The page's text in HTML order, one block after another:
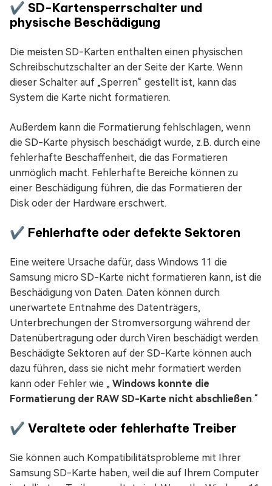
✔️ SD-Kartensperrschalter und
physische Beschädigung
Die meisten SD-Karten enthalten einen physischen
Schreibschutzschalter an der Seite der Karte. Wenn
dieser Schalter auf „Sperren“ gestellt ist, kann das
System die Karte nicht formatieren.
Außerdem kann die Formatierung fehlschlagen, wenn
die SD-Karte physisch beschädigt wurde, z.B. durch eine
fehlerhafte Beschaffenheit, die das Formatieren
unmöglich macht. Fehlerhafte Bereiche können zu
einer Beschädigung führen, die das Formatieren der
Disk oder der Hardware erschwert.
✔️ Fehlerhafte oder defekte Sektoren
Eine weitere Ursache dafür, dass Windows 11 die
Samsung micro SD-Karte nicht formatieren kann, ist die
Beschädigung von Daten. Daten können durch
unerwartete Entnahme des Datenträgers,
Unterbrechungen der Stromversorgung während der
Datenübertragung oder durch Viren beschädigt werden.
Beschädigte Sektoren auf der SD-Karte können auch
dazu führen, dass sie nicht mehr formatiert werden
kann oder Fehler wie „ Windows konnte die
Formatierung der RAW SD-Karte nicht abschließen.“
✔️ Veraltete oder fehlerhafte Treiber
Sie können auch Kompatibilitätsprobleme mit Ihrer
Samsung SD-Karte haben, weil die auf Ihrem Computer